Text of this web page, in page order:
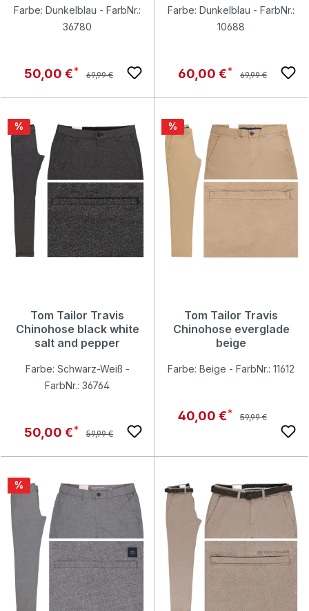
Farbe: Dunkelblau - FarbNr.:
36780
Verkaufspreis:
50,00 € Regulärer Preis:
69,99 €
Farbe: Dunkelblau - FarbNr.:
10688
Verkaufspreis:
60,00 € Regulärer Preis:
69,99 €
Rabatt
%
Tom Tailor Travis
Chinohose black white
salt and pepper
Farbe: Schwarz-Weiß -
FarbNr.: 36764
Verkaufspreis:
50,00 € Regulärer Preis:
59,99 €
Rabatt
%
Tom Tailor Travis
Chinohose everglade
beige
Farbe: Beige - FarbNr.: 11612
Verkaufspreis:
40,00 € Regulärer Preis:
59,99 €
Rabatt
%